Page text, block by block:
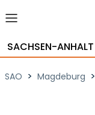
SACHSEN-ANHALT
SAO > Magdeburg >